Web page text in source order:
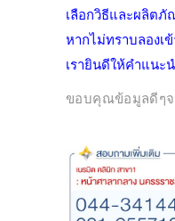
เลือกวิธีและผลิต
หากไม่ทราบลองเ
เรายินดีให้คำแนะ
ขอบคุณข้อมูลดีๆจ